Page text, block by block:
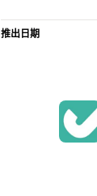
推出日期